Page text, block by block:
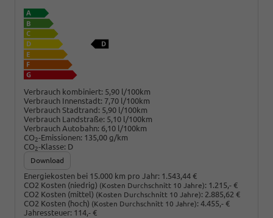
Verbrauch kombiniert: 5,90 l/100km
Verbrauch Innenstadt: 7,70 l/100km
Verbrauch Stadtrand: 5,90 l/100km
Verbrauch Landstraße: 5,10 l/100km
Verbrauch Autobahn: 6,10 l/100km
CO2-Emissionen: 135,00 g/km
CO2-Klasse: D
Download
Energiekosten bei 15.000 km pro Jahr: 1.543,44 €
CO2 Kosten (niedrig) (Kosten Durchschnitt 10 Jahre): 1.215,- €
CO2 Kosten (mittel) (Kosten Durchschnitt 10 Jahre): 2.885,62 €
CO2 Kosten (hoch) (Kosten Durchschnitt 10 Jahre): 4.455,- €
Jahressteuer: 114,- €